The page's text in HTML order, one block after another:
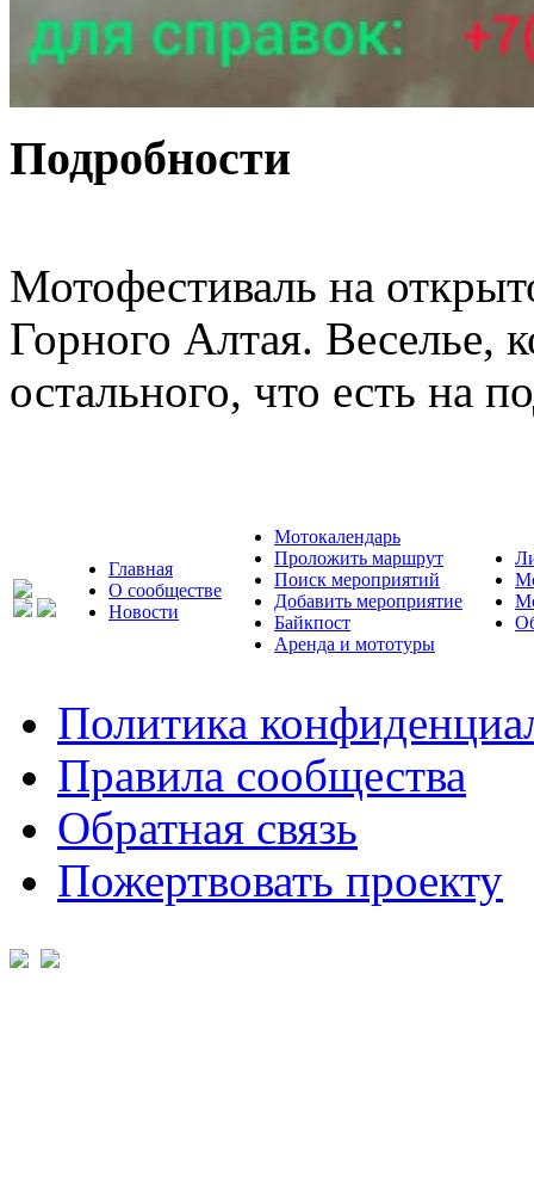
Подробности
Мотофестиваль на
Горного Алтая. Веселье,
остального, что есть на
Главная
О сообществе
Новости
Мотокалендарь
Проложить маршрут
Поиск мероприятий
Добавить мероприятие
Байкпост
Аренда и мототуры
Политика
Правила сообщества
Обратная связь
Пожертвовать проекту